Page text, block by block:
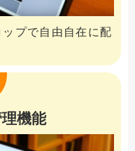
プで自由自在に配
機能